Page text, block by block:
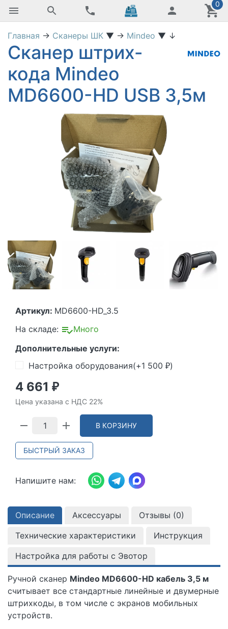
0
Главная → Сканеры ШК ▼ → Mindeo ▼ ↓
Сканер штрих-
кода Mindeo
MD6600-HD USB 3,5м
Артикул: MD6600-HD_3.5
На складе:
Много
Дополнительные услуги:
Настройка оборудования(+1 500 ₽)
4 661 ₽
Цена указана с НДС 22%
В КОРЗИНУ
БЫСТРЫЙ ЗАКАЗ
Напишите нам:
Описание Аксессуары Отзывы (0)
Технические характеристики
Инструкция
Настройка для работы с Эвотор
Ручной сканер Mindeo MD6600-HD кабель 3,5 м
считывает все стандартные линейные и двумерные
штрихкоды, в том числе с экранов мобильных
устройств.